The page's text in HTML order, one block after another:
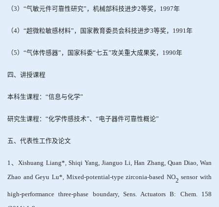
（3） “气敏元件可靠性研究” ，机械部科技进步2等奖， 1997年
（4） “超微粒敏感材料” ，国家教育委员会科技进步3等奖， 1991年
（5） “气体传感器” ，国家科委“七五”攻关重大成果奖， 1990年
四、讲授课程
本科生课程： “信息与化学”
研究生课程： “化学传感技术”、 “电子器件可靠性概论”
五、代表性工作及论文
1、Xishuang Liang*, Shiqi Yang, Jianguo Li, Han Zhang, Quan Diao, Wan
Zhao and Geyu Lu*, Mixed-potential-type zirconia-based NO
2
sensor with
high-performance three-phase boundary, Sens. Actuators B: Chem. 158